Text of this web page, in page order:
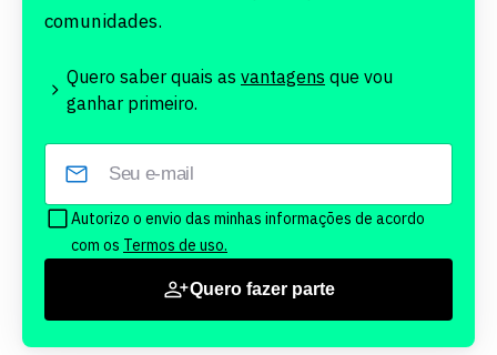
comunidades.
Quero saber quais as vantagens que vou
ganhar primeiro.
Autorizo o envio das minhas informações de acordo
com os Termos de uso.
Quero fazer parte